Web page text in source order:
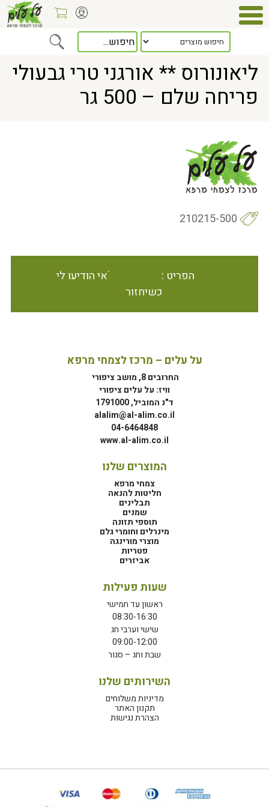
> ליאונורוס ** אורגני טרי גבעולי פריחה שלם – 500 גר
ליאונורוס ** אורגני טרי גבעולי
פריחה שלם – 500 גר
210215-500
הפריט אינו זמין במלאי הודיעו לי
כשיחזור
על עלים – מרכז לצמחי מרפא
החרובים 8, מושב ציפורי
וויז: על עלים ציפורי
ד"נ המוביל, 1791000
alalim@al-alim.co.il
04-6464848
www.al-alim.co.il
המוצרים שלנו
צמחי מרפא
חליטות להנאה
תבלינים
שמנים
תוספי תזונה
מינרלים וחומרי גלם
מוצרי מורינגה
פטריות
אביזרים
שעות פעילות
ראשון עד חמישי
08:30-16:30
שישי וערבי חג
09:00-12:00
שבת וחג – סגור
השירותים שלנו
מדיניות משלוחים
תקנון האתר
הצהרת נגישות